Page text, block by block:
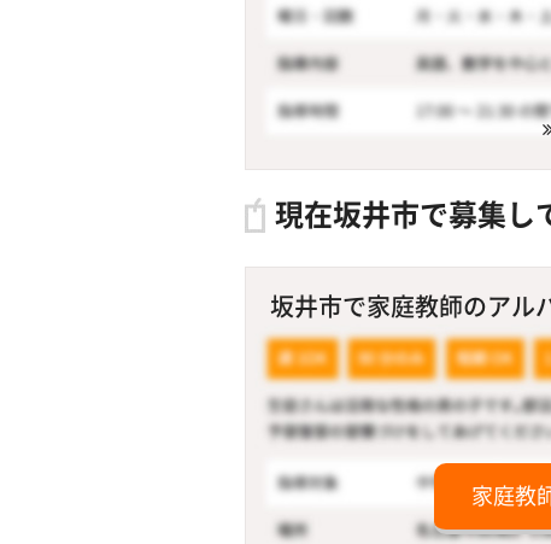
現在坂井市で募集し
坂井市で家庭教師のアル
家庭教